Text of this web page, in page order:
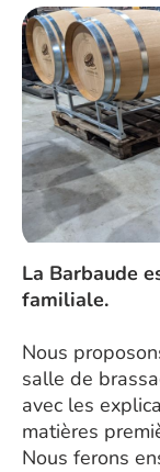
La Barbaude
familiale.
Nous
salle de
avec les
matières
Nous ferons